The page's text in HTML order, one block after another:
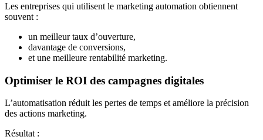
Les entreprises qui utilisent le marketing automation obtiennent
souvent :
un meilleur taux d’ouverture,
davantage de conversions,
et une meilleure rentabilité marketing.
Optimiser le ROI des campagnes digitales
L’automatisation réduit les pertes de temps et améliore la précision
des actions marketing.
Résultat :